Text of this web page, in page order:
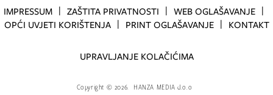
IMPRESSUM ZAŠTITA PRIVATNOSTI
WEB OGLAŠAVANJE
OPĆI UVJETI KORIŠTENJA
PRINT OGLAŠAVANJE KONTAKT
UPRAVLJANJE KOLAČIĆIMA
Copyright © 2026. HANZA MEDIA d.o.o